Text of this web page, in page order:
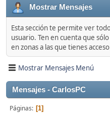
Mostrar Mensajes
Esta sección te permite ver
usuario. Ten en cuenta que
en zonas a las que tienes
Mostrar Mensajes Menú
Mensajes - CarlosPC
Páginas 1